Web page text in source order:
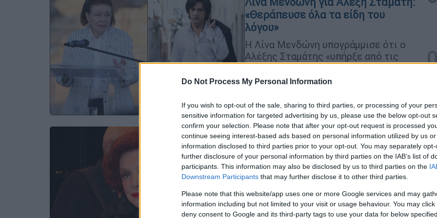
Do Not Process My Personal Information
If you wish to opt-out of the sale, sharing to third parties, or processing of your
sensitive information for targeted advertising by us, please use the below opt-out
confirm your selection. Please note that after your opt-out request is processed
continue seeing interest-based ads based on personal information utilized by us
information disclosed to third parties prior to your opt-out. You may separately
further disclosure of your personal information by third parties on the IAB’s list of
participants. This information may also be disclosed by us to third parties on the
Downstream Participants that may further disclose it to other third parties.
Please note that this website/app uses one or more Google services and may
information including but not limited to your visit or usage behaviour. You may
deny consent to Google and its third-party tags to use your data for below
«Θεράπευσε όλα τα είδη του
λόγου»
Η Λίνα Μενδώνη υπογράμμισε ότι ο
Αλέξης Σταμάτης «υπήρξε από τις
σπάνιες εκείνες περιπτώσεις που
συνδύαζαν, δίκαια, την αγάπη του
αναγνώριση»
Ελλάδα|15.07.2026 11:47
Σεβασμός για τη Μάρω Κοντού: Ο
πολιτικός κόσμος αποχαιρετά τη
κινηματογράφου